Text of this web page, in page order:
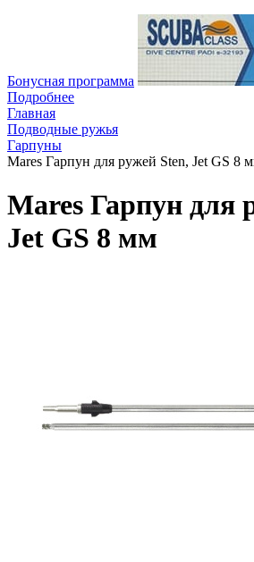
Бонусная программа
Подробнее
Главная
Подводные ружья
Гарпуны
Mares Гарпун для ружей Sten, Jet GS 8
Mares Гарпун для
Jet GS 8 мм